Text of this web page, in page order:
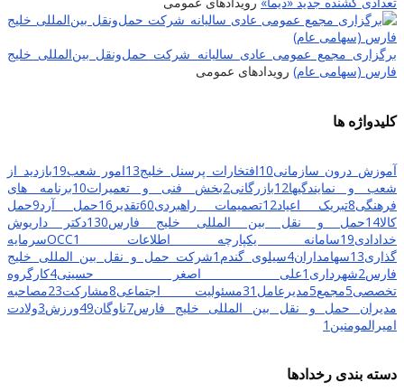
برگزاری مجمع عمومی عادی سالیانه شرکت حمل‌ونقل بین‌المللی خلیج
فارس (سهامی عام) رویدادهای عمومی
کلیدواژه ها
آموزش درون سازمانی10افتخارات پرسنل خلیج13امور شعب19بازدید از
شعب و نمایندگیها12بازرگانی2بخش فنی و تعمیرات10برنامه های
فرهنگی8تبریک اعیاد12تصمیمات راهبردی60تقدیر 16حمل آرد9حمل
کالا14حمل و نقل بین المللی خلیج فارس130دکتر داریوش
خدادادی19سامانه یکپارچه اطلاعات OCC 1
سرمایه
گذاری13سهامداران4سیلوی گندم 1شرکت حمل و نقل بین المللی خلیج
فارس2شهرداری 1علی اصغر حسینی4کارگروه
تخصصی5مجمع5مدیرعامل 31مسئولیت اجتماعی8مشارکت23مصاحبه
مدیران حمل و نقل بین المللی خلیج فارس7ناوگان49ورزش3ولادت
امیرالمومنین 1
دسته بندی رخدادها